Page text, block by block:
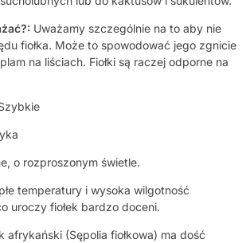
Uważamy szczególnie na to aby nie
fiołka. Może to spowodować jego zgnicie
na liściach. Fiołki są raczej odporne na
o rozproszonym świetle.
temperatury i wysoka wilgotność
uroczy fiołek bardzo doceni.
afrykański (Sępolia fiołkowa) ma dość